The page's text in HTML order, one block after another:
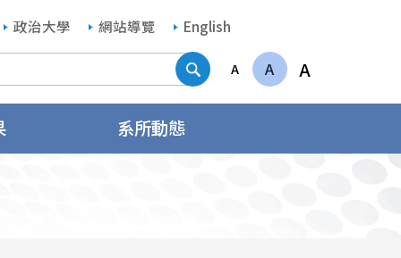
政治大學 網站導覽 English
搜尋A A A
系所動態